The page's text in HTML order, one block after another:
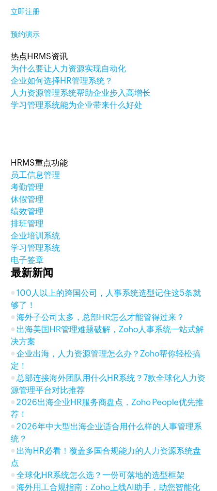
立即注册
预约演示
热点HRMS资讯
为什么要让人力资源实现自动化
企业如何选择HR管理系统？
人力资源管理系统帮助企业步入高增长
学习管理系统能为企业带来什么好处
HRMS重点功能
员工信息管理
考勤管理
休假管理
绩效管理
排班管理
企业培训系统
学习管理系统
电子签章
最新新闻
100人以上的跨国公司，人事系统选型记住这5条就
够了！
海外子公司太多，总部HR怎么才能管得过来？
出海美国HR管理难题破解，Zoho人事系统一站式解
决方案
企业出海，人力资源管理怎么办？Zoho帮你轻松搞
定！
总部连接海外团队用什么HR系统？7款全球化人力资
源管理平台对比推荐
2026出海企业HR服务商盘点，Zoho People优先推
荐！
2026年中大型出海企业适合用什么样的人事管理系
统？
出海HR必看！覆盖多国合规能力的人力资源系统盘
点
全球化HR系统怎么选？一份可落地的选型框架
海外用工合规指南：Zoho上线AI助手，助您智能化